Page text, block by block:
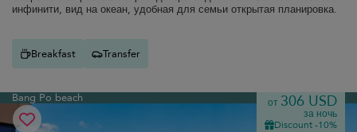
инфинити, вид на океан, удобная для семьи открытая планировка.
Breakfast Transfer
Bang Po beach от 306 USD
за ночь
Discount -10%